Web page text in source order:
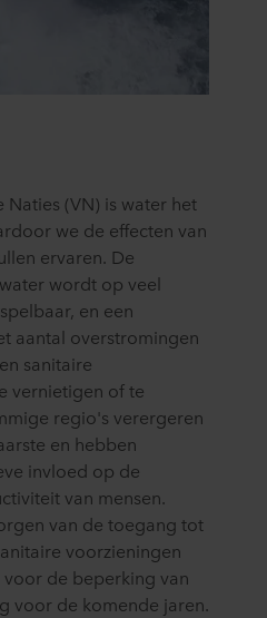
(VN) is water het
we de effecten van
ervaren. De
wordt op veel
en een
aantal overstromingen
sanitaire
vernietigen of te
regio's verergeren
en hebben
invloed op de
van mensen.
van de toegang tot
voorzieningen
de beperking van
voor de komende jaren.